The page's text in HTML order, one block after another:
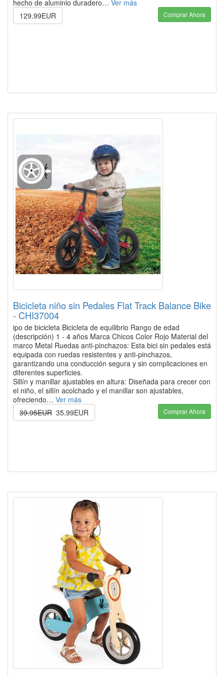
hecho de aluminio duradero… Ver más
129.99EUR
Comprar Ahora
Bicicleta niño sin Pedales Flat Track Balance Bike
- CHI37004
ipo de bicicleta Bicicleta de equilibrio Rango de edad
(descripción) 1 - 4 años Marca Chicos Color Rojo Material del
marco Metal Ruedas anti-pinchazos: Esta bici sin pedales está
equipada con ruedas resistentes y anti-pinchazos,
garantizando una conducción segura y sin complicaciones en
diferentes superficies.
Sillín y manillar ajustables en altura: Diseñada para crecer con
el niño, el sillín acolchado y el manillar son ajustables,
ofreciendo… Ver más
39.95EUR 35.99EUR Comprar Ahora